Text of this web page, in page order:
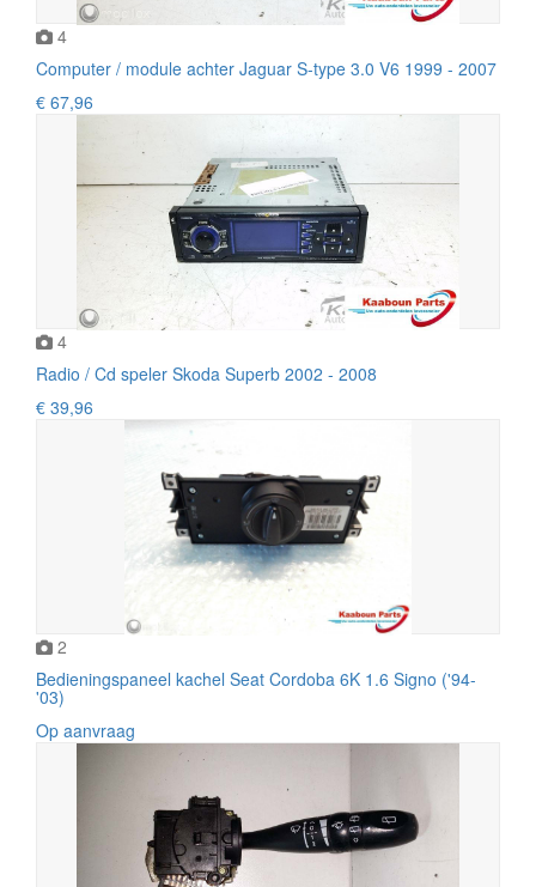
4
Computer / module achter Jaguar S-type 3.0 V6 1999 - 2007
€ 67,96
4
Radio / Cd speler Skoda Superb 2002 - 2008
€ 39,96
2
Bedieningspaneel kachel Seat Cordoba 6K 1.6 Signo ('94-
'03)
Op aanvraag